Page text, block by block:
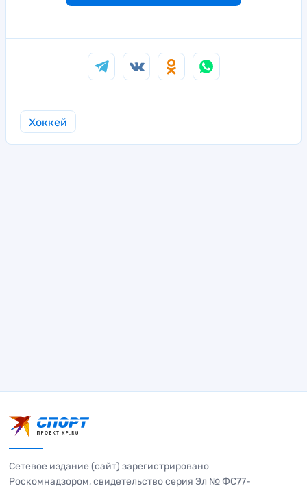
Хоккей
Сетевое издание (сайт) зарегистрировано
Роскомнадзором, свидетельство серия Эл № ФС77-